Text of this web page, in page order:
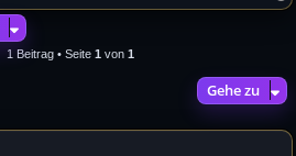
1 Beitrag • Seite 1 von 1
Gehe zu